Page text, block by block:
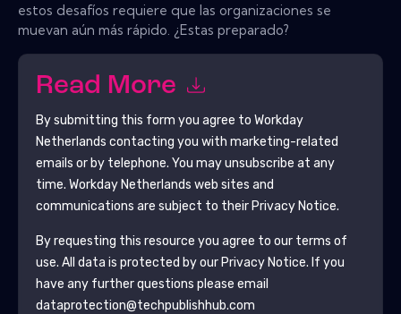
estos desafíos requiere que las organizaciones se
muevan aún más rápido. ¿Estas preparado?
Read More
By submitting this form you agree to Workday
Netherlands contacting you with marketing-related
emails or by telephone. You may unsubscribe at any
time. Workday Netherlands web sites and
communications are subject to their Privacy Notice.
By requesting this resource you agree to our terms of
use. All data is protected by our Privacy Notice. If you
have any further questions please email
dataprotection@techpublishhub.com